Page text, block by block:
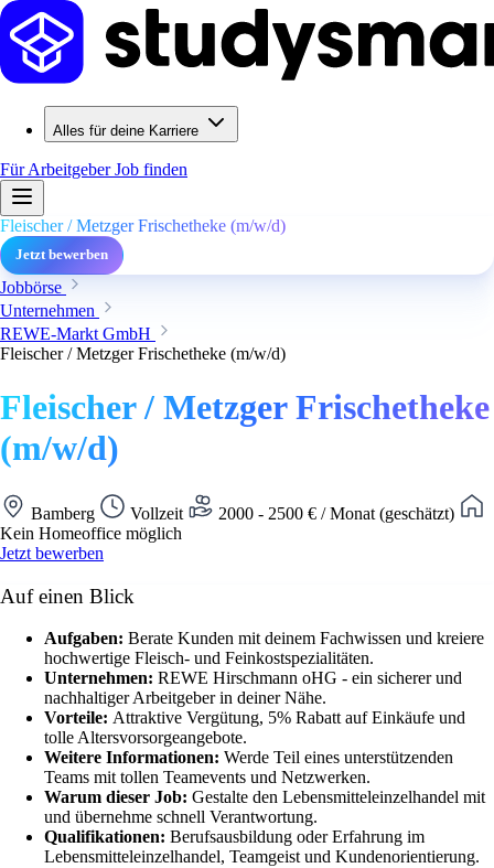
Alles für deine Karriere
Für ArbeitgeberJob finden
Fleischer / Metzger Frischetheke (m/w/d)
Jetzt bewerben
Jobbörse
Unternehmen
REWE-Markt GmbH
Fleischer / Metzger Frischetheke (m/w/d)
Fleischer / Metzger Frischetheke
(m/w/d)
Bamberg Vollzeit
2000 - 2500 € / Monat (geschätzt)
Kein Homeoffice möglich
Jetzt bewerben
Auf einen Blick
Aufgaben: Berate Kunden mit deinem Fachwissen und kreiere
hochwertige Fleisch- und Feinkostspezialitäten.
Unternehmen: REWE Hirschmann oHG - ein sicherer und
nachhaltiger Arbeitgeber in deiner Nähe.
Vorteile: Attraktive Vergütung, 5% Rabatt auf Einkäufe und
tolle Altersvorsorgeangebote.
Weitere Informationen: Werde Teil eines unterstützenden
Teams mit tollen Teamevents und Netzwerken.
Warum dieser Job: Gestalte den Lebensmitteleinzelhandel mit
und übernehme schnell Verantwortung.
Qualifikationen: Berufsausbildung oder Erfahrung im
Lebensmitteleinzelhandel, Teamgeist und Kundenorientierung.